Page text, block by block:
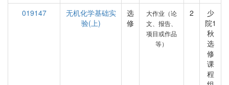
019147
无机化学基础实
验(上)
选
修
大作业（论
文、报告、
项目或作品
等）
2
少
院1
秋
选
修
课
程